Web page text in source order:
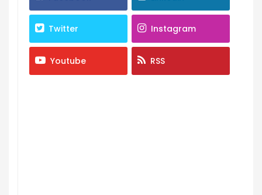
Twitter Instagram
Youtube RSS